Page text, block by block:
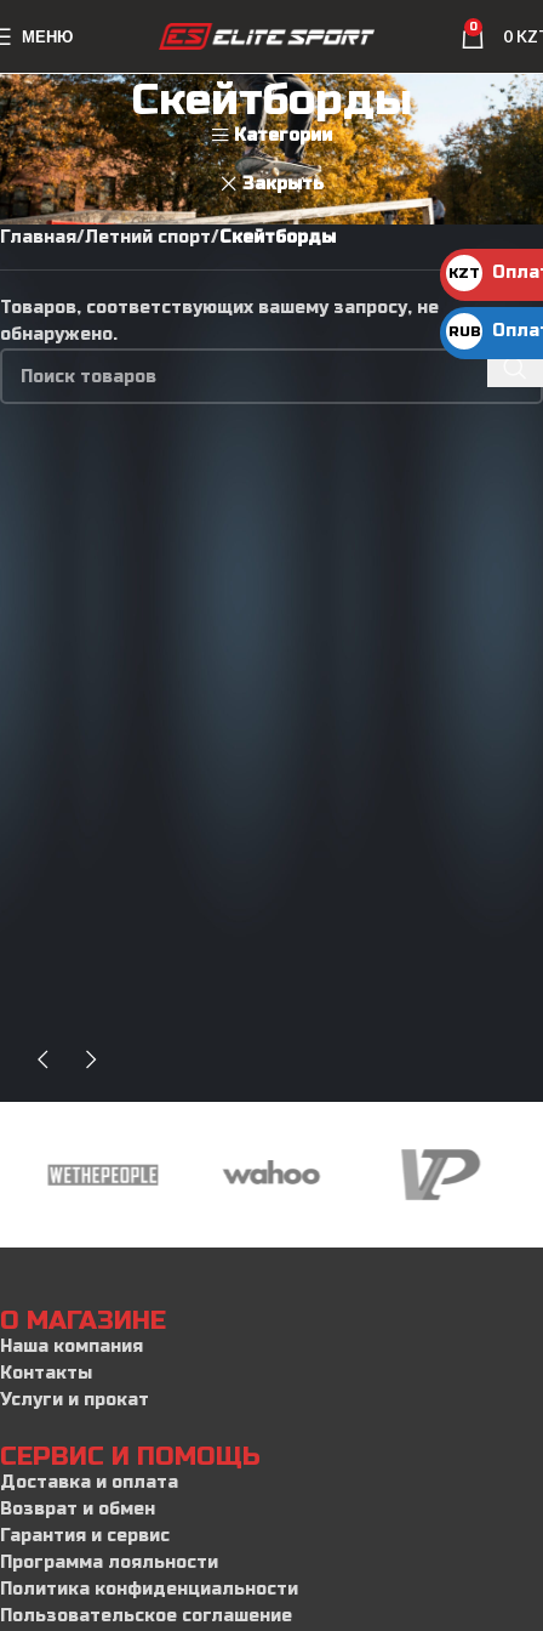
МЕНЮ 0 0
Скейтборды
Категории
Закрыть
Главная Летний спорт Скейтборды
Товаров, соответствующих вашему запросу, не
обнаружено.
О МАГАЗИНЕ
Наша компания
Контакты
Услуги и прокат
СЕРВИС И ПОМОЩЬ
Доставка и оплата
Возврат и обмен
Гарантия и сервис
Программа лояльности
Политика конфиденциальности
Пользовательское соглашение
KZT
KZT
RUB
руб.